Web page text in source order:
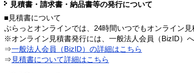
見積書・請求書・納品書等の発行について
■見積書について
ぷらっとオンラインでは、24時間いつでもオンライン見
※オンライン見積書発行には、一般法人会員（BizID）へ
⇒一般法人会員（BizID）の詳細はこちら
⇒ 見積書について詳細はこちら